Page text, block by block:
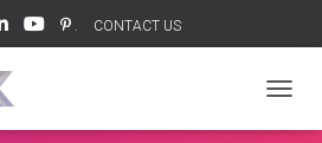
. CONTACT US